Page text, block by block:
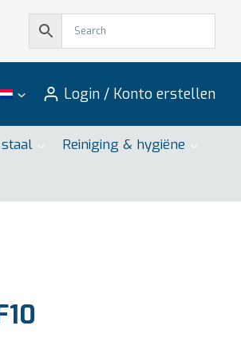
Login / Konto erstellen
Reiniging & hygiëne